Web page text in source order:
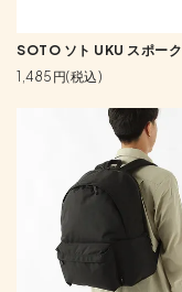
SOTO ソト UKU スポーク
1,485円(税込)